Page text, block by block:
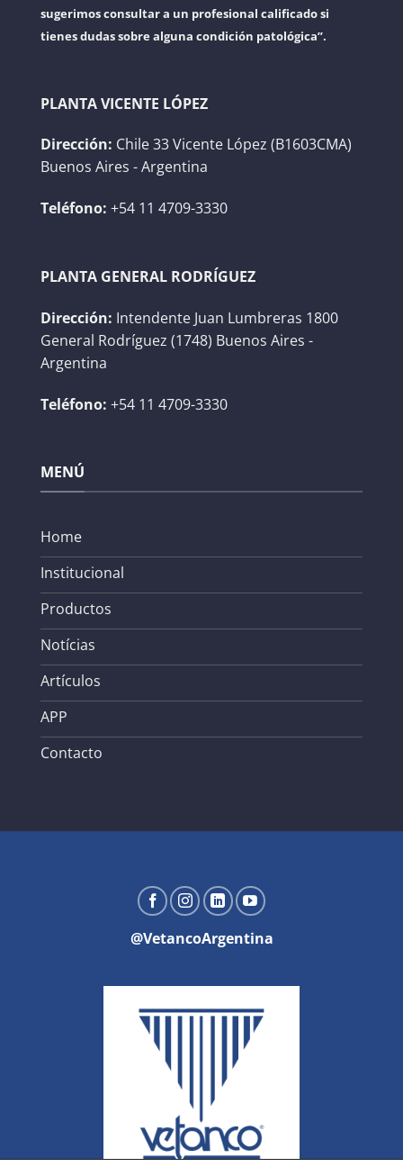
sugerimos consultar a un profesional calificado si
tienes dudas sobre alguna condición patológica”.
PLANTA VICENTE LÓPEZ
Dirección: Chile 33 Vicente López (B1603CMA)
Buenos Aires - Argentina
Teléfono: +54 11 4709-3330
PLANTA GENERAL RODRÍGUEZ
Dirección: Intendente Juan Lumbreras 1800
General Rodríguez (1748) Buenos Aires -
Argentina
Teléfono: +54 11 4709-3330
MENÚ
Home
Institucional
Productos
Notícias
Artículos
APP
Contacto
@VetancoArgentina